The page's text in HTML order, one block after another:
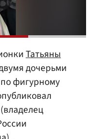
Татьяны
дочерьми
фигурному